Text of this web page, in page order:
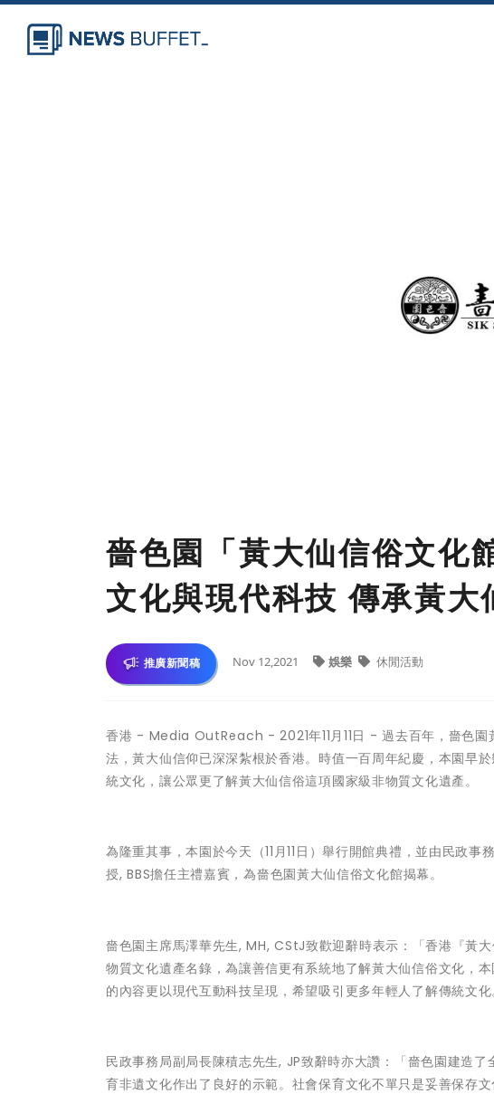
嗇色園「黃大仙信俗文
文化與現代科技 傳承黃大
推廣新聞稿 Nov 12,2021 娛樂 休閒活動
香港 - Media OutReach - 2021年11月11日 - 過去百年，嗇色
法，黃大仙信仰已深深紮根於香港。時值一百周年紀慶，本園早
統文化，讓公眾更了解黃大仙信俗這項國家級非物質文化遺產。
為隆重其事，本園於今天（11月11日）舉行開館典禮，並由民政事
授,BBS擔任主禮嘉賓，為嗇色園黃大仙信俗文化館揭幕。
嗇色園主席馬澤華先生, MH, CStJ致歡迎辭時表示：「香港『黃
物質文化遺產名錄，為讓善信更有系統地了解黃大仙信俗文化，
的內容更以現代互動科技呈現，希望吸引更多年輕人了解傳統文化
民政事務局副局長陳積志先生, JP致辭時亦大讚：「嗇色園建造
育非遺文化作出了良好的示範。社會保育文化不單只是妥善保存